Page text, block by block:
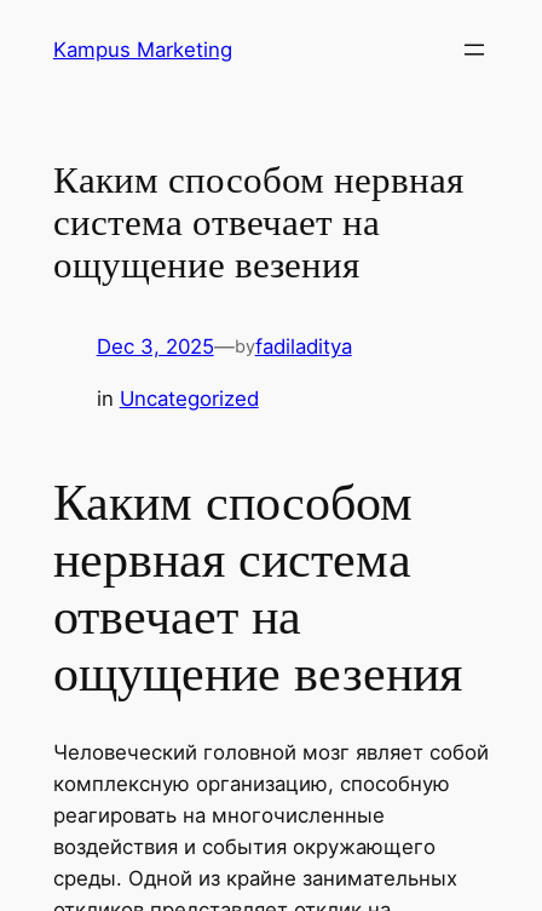
Kampus Marketing
Каким способом нервная
система отвечает на
ощущение везения
Dec 3, 2025—byfadiladitya
in Uncategorized
Каким способом
нервная система
отвечает на
ощущение везения
Человеческий головной мозг являет собой
комплексную организацию, способную
реагировать на многочисленные
воздействия и события окружающего
среды. Одной из крайне занимательных